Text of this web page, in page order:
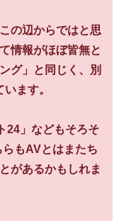
の辺からではと思
情報がほぼ皆無と
グ」と同じく、別
ます。
24」などもそろそ
もAVとはまたち
があるかもしれま